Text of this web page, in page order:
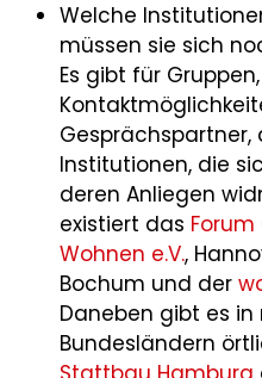
Welche
müssen sie sich
Es gibt für
Gesprächspartner,
Institutionen, die
deren Anliegen
existiert das
Wohnen e.V.,
Bochum und der
Daneben gibt es
Bundesländern